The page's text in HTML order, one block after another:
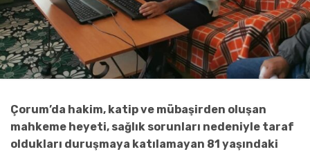
Çorum’da hakim, katip ve mübaşirden oluşan
mahkeme heyeti, sağlık sorunları nedeniyle taraf
oldukları duruşmaya katılamayan 81 yaşındaki